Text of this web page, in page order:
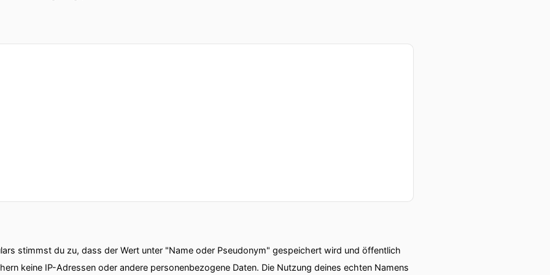
Unternehmen eigentlich anschauen wo steht da das Thema Business
weil da eigentlich der größte.
stimmst du zu, dass der Wert unter "Name oder Pseudonym" gespeichert wird und öffentlich
keine IP-Adressen oder andere personenbezogene Daten. Die Nutzung deines echten Namens